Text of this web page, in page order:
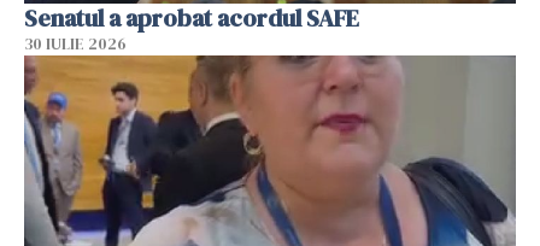
Senatul a aprobat acordul SAFE
30 IULIE 2026